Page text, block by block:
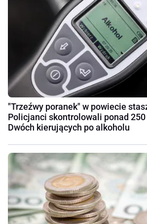
"Trzeźwy poranek" w powiecie
Policjanci skontrolowali ponad
Dwóch kierujących po alkoholu